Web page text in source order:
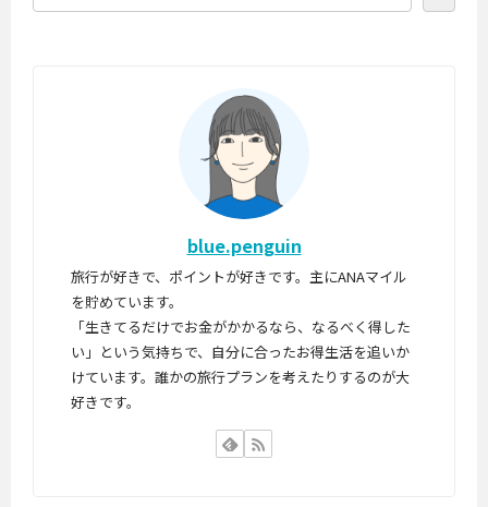
blue.penguin
旅行が好きで、ポイントが好きです。主にANAマイル
を貯めています。
「生きてるだけでお金がかかるなら、なるべく得した
い」という気持ちで、自分に合ったお得生活を追いか
けています。誰かの旅行プランを考えたりするのが大
好きです。